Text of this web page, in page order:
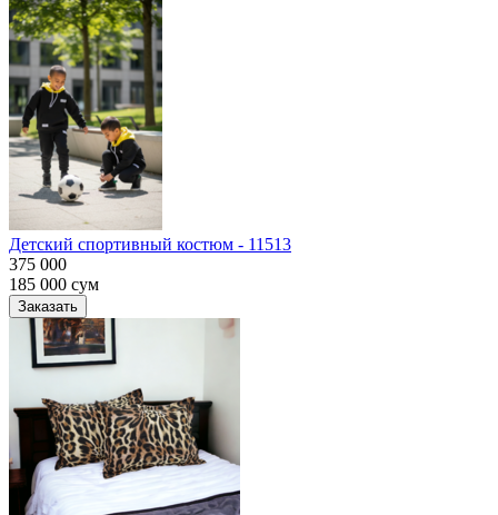
Детский спортивный костюм - 11513
375 000
185 000 сум
Заказать